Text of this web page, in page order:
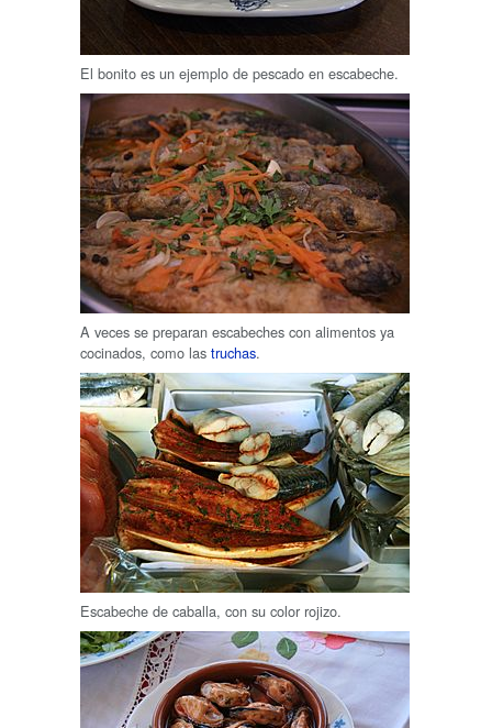
El bonito es un ejemplo de pescado en escabeche.
A veces se preparan escabeches con alimentos ya
cocinados, como las truchas.
Escabeche de caballa, con su color rojizo.